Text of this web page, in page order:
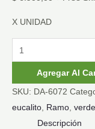
X UNIDAD
RAMO
GRANDE
EUCALIPTO
cantidad
Agregar Al
SKU: DA-6072
eucalito Ramo verde
Descripción